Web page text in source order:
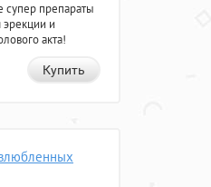
супер препараты
эрекции и
акта!
Купить